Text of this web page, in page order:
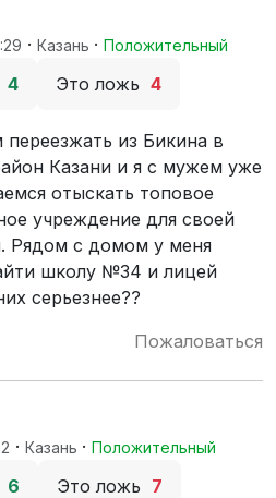
· Казань · Положительный
4 Это ложь 4
переезжать из Бикина в
Казани и я с мужем уже
отыскать топовое
учреждение для своей
Рядом с домом у меня
школу №34 и лицей
серьезнее??
Пожаловаться
· Казань · Положительный
6 Это ложь 7